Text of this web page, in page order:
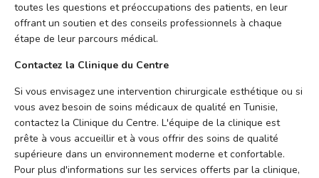
toutes les questions et préoccupations des patients, en leur
offrant un soutien et des conseils professionnels à chaque
étape de leur parcours médical.
Contactez la Clinique du Centre
Si vous envisagez une intervention chirurgicale esthétique ou si
vous avez besoin de soins médicaux de qualité en Tunisie,
contactez la Clinique du Centre. L'équipe de la clinique est
prête à vous accueillir et à vous offrir des soins de qualité
supérieure dans un environnement moderne et confortable.
Pour plus d'informations sur les services offerts par la clinique,